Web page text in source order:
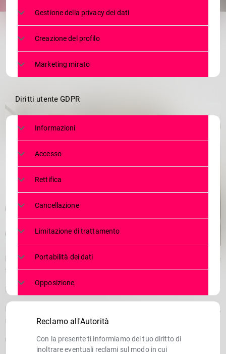
share
email
Dalila
Meticcio femmina, pelo raso, bianco con macchie grigie
tigrate, taglia medio grande, cerca casa.
E’ ancora diffidente con le persone
Flash
Incrocio pastore tedesco maschio, adulto, taglia media,
molto buono, cerca finalmente l’affetto di una famiglia
Camilla Cucciola di 11 mesi, taglia media, cerca casa
Gestione della privacy dei dati
Creazione del profilo
Marketing mirato
Diritti utente GDPR
Informazioni
Accesso
Rettifica
Cancellazione
Limitazione di trattamento
Portabilità dei dati
Opposizione
Reclamo all'Autorità
Con la presente ti informiamo del tuo diritto di
inoltrare eventuali reclami sul modo in cui